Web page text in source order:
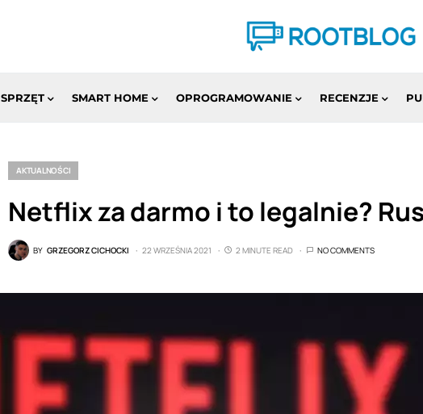
SPRZĘT SMART HOME OPROGRAMOWANIE RECENZJE
AKTUALNOŚCI
Netflix za darmo i to legalnie?
BY GRZEGORZ CICHOCKI 22 WRZEŚNIA 2021 2 MINUTE READ NO COMMENTS